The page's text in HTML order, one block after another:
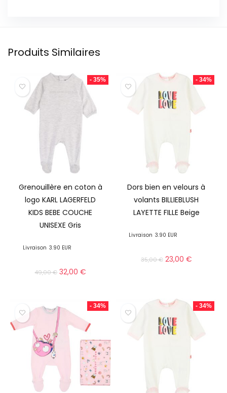
Produits Similaires
- 35%
Grenouillère en coton à
logo KARL LAGERFELD
KIDS BEBE COUCHE
UNISEXE Gris
Livraison 3.90 EUR
49,00€ 32,00€
- 34%
Dors bien en velours à
volants BILLIEBLUSH
LAYETTE FILLE Beige
Livraison 3.90 EUR
35,00€ 23,00 €
- 34% - 34%